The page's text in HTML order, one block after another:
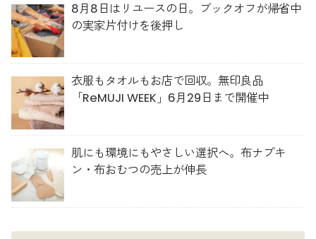
8月8日はリユースの日。ブックオフが帰省中
の実家片付けを後押し
衣服もタオルもお店で回収。無印良品
「ReMUJI WEEK」6月29日まで開催中
肌にも環境にもやさしい選択へ。布ナプキ
ン・布おむつの売上が伸長